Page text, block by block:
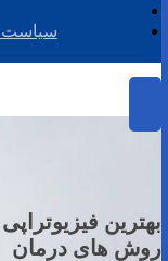
بهترین
روش های درمان